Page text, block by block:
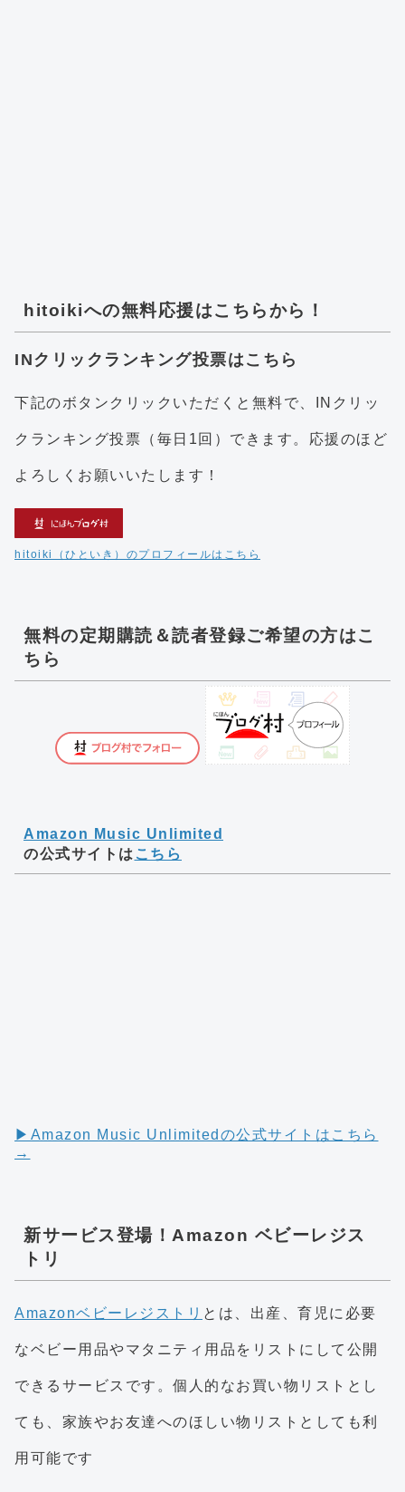
hitoikiへの無料応援はこちらから！
INクリックランキング投票はこちら
下記のボタンクリックいただくと無料で、INクリッ
クランキング投票（毎日1回）できます。応援のほど
よろしくお願いいたします！
hitoiki（ひといき）のプロフィールはこちら
無料の定期購読＆読者登録ご希望の方はこ
ちら
Amazon Music Unlimited
の公式サイトは こちら
▶︎Amazon Music Unlimitedの公式サイトはこちら
→
新サービス登場！Amazon ベビーレジス
トリ
Amazonベビーレジストリ とは、出産、育児に必要
なベビー用品やマタニティ用品をリストにして公開
できるサービスです。個人的なお買い物リストとし
ても、家族やお友達へのほしい物リストとしても利
用可能です